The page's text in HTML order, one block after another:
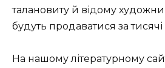
талановиту й відому
будуть продаватися за тисячі
На нашому літературному